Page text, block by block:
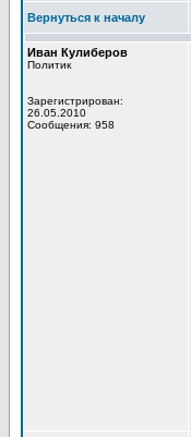
Вернуться к началу
Иван Кулиберов
Политик
Зарегистрирован:
26.05.2010
Сообщения: 958